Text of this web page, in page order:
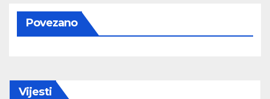
Povezano
Vijesti